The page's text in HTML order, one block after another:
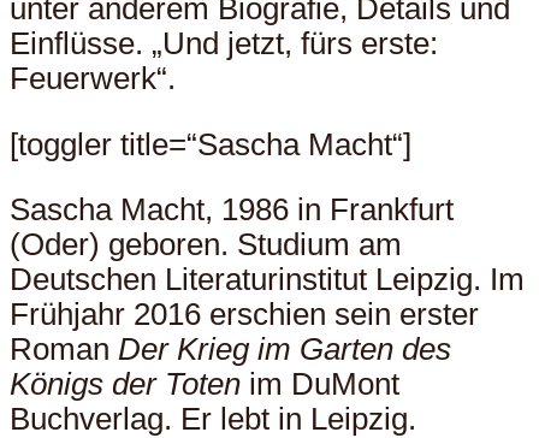
unter anderem Biografie, Details und
Einflüsse. „Und jetzt, fürs erste:
Feuerwerk“.
[toggler title=“Sascha Macht“]
Sascha Macht, 1986 in Frankfurt
(Oder) geboren. Studium am
Deutschen Literaturinstitut Leipzig. Im
Frühjahr 2016 erschien sein erster
Roman Der Krieg im Garten des
Königs der Toten im DuMont
Buchverlag. Er lebt in Leipzig.